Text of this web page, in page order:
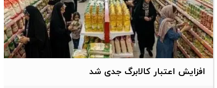
افزایش اعتبار کالابرگ جدی شد